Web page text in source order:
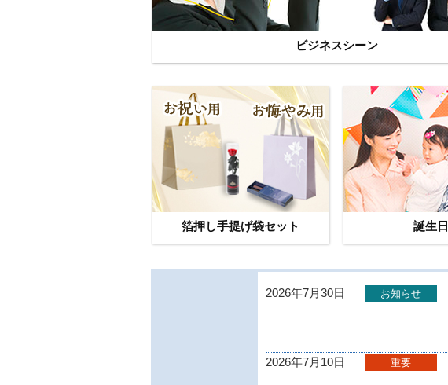
ビジネスシーン
箔押し手提げ袋セット 誕生日
2026年7月30日 お知らせ
2026年7月10日 重要